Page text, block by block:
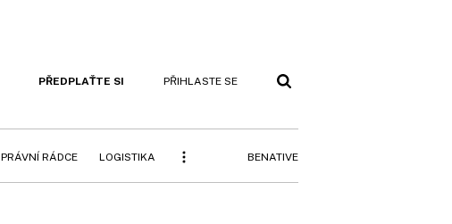
PŘEDPLAŤTE SI PŘIHLASTE SE
PRÁVNÍ RÁDCE LOGISTIKA BENATIVE